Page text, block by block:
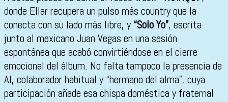
donde Ellar recupera un pulso más country que la
conecta con su lado más libre, y“Solo Yo”, escrita
junto al mexicano Juan Vegas en una sesión
espontánea que acabó convirtiéndose en el cierre
emocional del álbum. No falta tampoco la presencia de
Al, colaborador habitual y “hermano del alma”, cuya
participación añade esa chispa doméstica y fraternal